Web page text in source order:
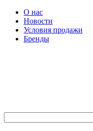
О нас
Новости
Условия продажи
Бренды